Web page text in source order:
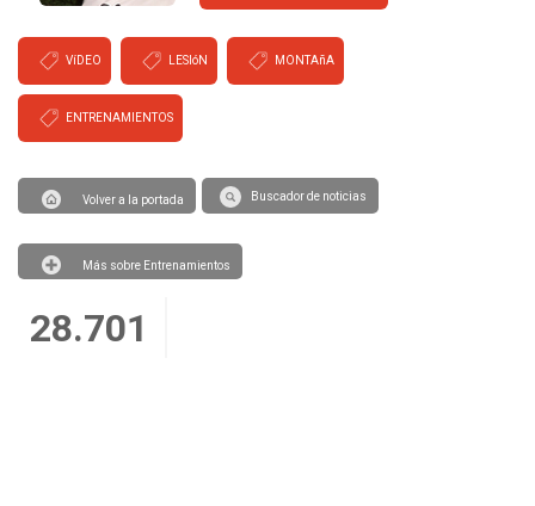
VíDEO LESIóN MONTAñA
ENTRENAMIENTOS
Volver a la portada Buscador de noticias
Más sobre Entrenamientos
28.701